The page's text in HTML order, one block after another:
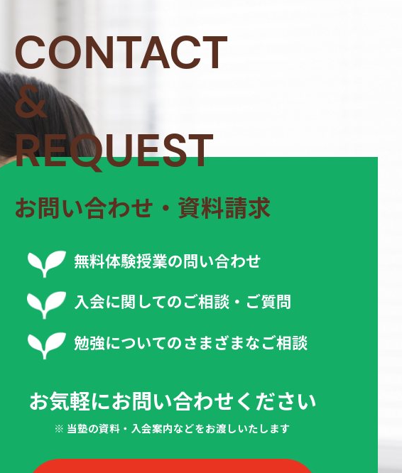
CONTACT
&
REQUEST
お問い合わせ・資料請求
無料体験授業の問い合わせ
入会に関してのご相談・ご質問
勉強についてのさまざまなご相談
お気軽にお問い合わせください
※ 当塾の資料・入会案内などをお渡しいたします